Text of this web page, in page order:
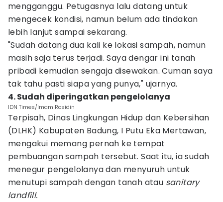
mengganggu. Petugasnya lalu datang untuk
mengecek kondisi, namun belum ada tindakan
lebih lanjut sampai sekarang.
"Sudah datang dua kali ke lokasi sampah, namun
masih saja terus terjadi. Saya dengar ini tanah
pribadi kemudian sengaja disewakan. Cuman saya
tak tahu pasti siapa yang punya," ujarnya.
4. Sudah diperingatkan pengelolanya
IDN Times/Imam Rosidin
Terpisah, Dinas Lingkungan Hidup dan Kebersihan
(DLHK) Kabupaten Badung, I Putu Eka Mertawan,
mengakui memang pernah ke tempat
pembuangan sampah tersebut. Saat itu, ia sudah
menegur pengelolanya dan menyuruh untuk
menutupi sampah dengan tanah atau sanitary
landfill.